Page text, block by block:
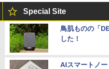
Special Site
鳥肌ものの「
した！
AIスマートノ